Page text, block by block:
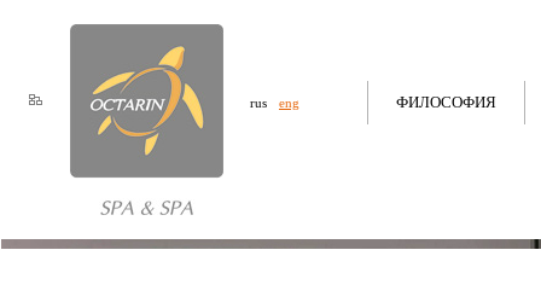
rus eng ФИЛОСОФИЯ